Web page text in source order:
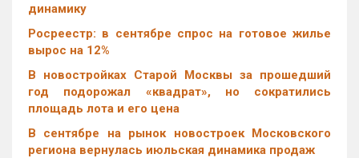
динамику
Росреестр: в сентябре спрос на готовое жилье
вырос на 12%
В новостройках Старой Москвы за прошедший
год подорожал «квадрат», но сократились
площадь лота и его цена
В сентябре на рынок новостроек Московского
региона вернулась июльская динамика продаж